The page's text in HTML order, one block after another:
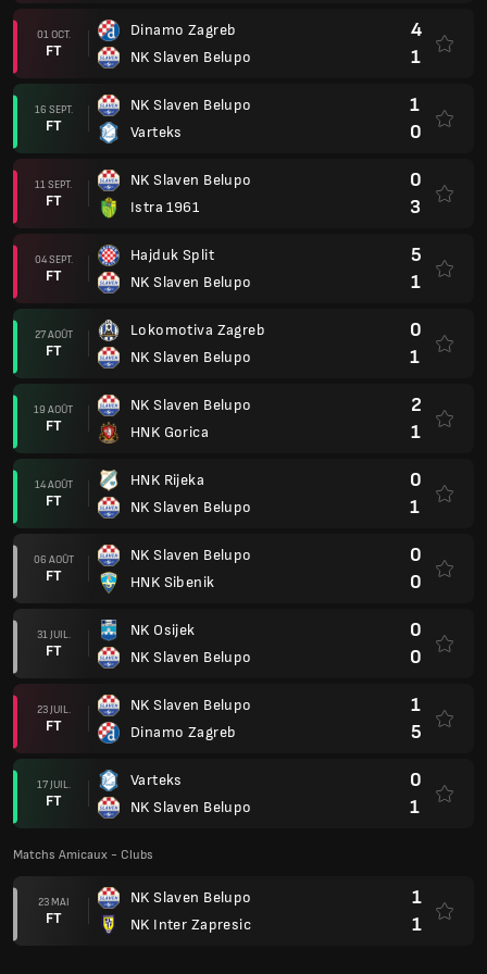
01 OCT.
FT
Dinamo Zagreb
NK Slaven Belupo
4
1
16 SEPT.
FT
NK Slaven Belupo
Varteks
1
0
11 SEPT.
FT
NK Slaven Belupo
Istra 1961
0
3
04 SEPT.
FT
Hajduk Split
NK Slaven Belupo
5
1
27 AOÛT
FT
Lokomotiva Zagreb
NK Slaven Belupo
0
1
19 AOÛT
FT
NK Slaven Belupo
HNK Gorica
2
1
14 AOÛT
FT
HNK Rijeka
NK Slaven Belupo
0
1
06 AOÛT
FT
NK Slaven Belupo
HNK Sibenik
0
0
31 JUIL.
FT
NK Osijek
NK Slaven Belupo
0
0
23 JUIL.
FT
NK Slaven Belupo
Dinamo Zagreb
1
5
17 JUIL.
FT
Varteks
NK Slaven Belupo
0
1
Matchs Amicaux - Clubs
23 MAI
FT
NK Slaven Belupo
NK Inter Zapresic
1
1